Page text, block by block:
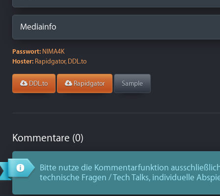
Mediainfo
Passwort: NIMA4K
Hoster: Rapidgator, DDL.to
DDL.to Rapidgator Sample
Kommentare (0)
Bitte nutze die Kommentarfunktion
technische Fragen / Tech Talks, individuelle